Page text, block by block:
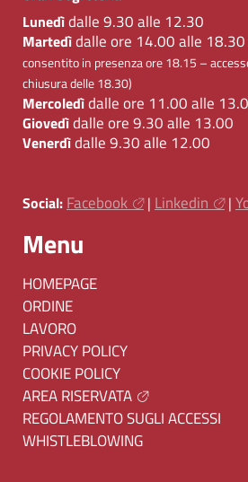
Lunedìdalle 9.30 alle 12.30
Martedìdalle ore 14.00 alle 18.30
consentito in presenza ore 18.15 –
chiusura delle 18.30)
Mercoledìdalle ore 11.00 alle
Giovedìdalle ore 9.30 alle 13.00
Venerdìdalle 9.30 alle 12.00
Social: Facebook | Linkedin |
Menu
HOMEPAGE
ORDINE
LAVORO
PRIVACY POLICY
COOKIE POLICY
AREA RISERVATA
REGOLAMENTO SUGLI ACCESSI
WHISTLEBLOWING